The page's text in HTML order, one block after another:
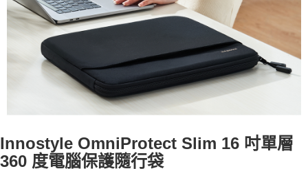
Innostyle OmniProtect Slim 16 吋單層
360 度電腦保護隨行袋